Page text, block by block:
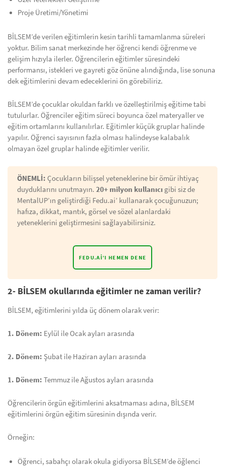
Proje Üretimi/Yönetimi
BİLSEM’de verilen eğitimlerin kesin tarihli tamamlanma süreleri
yoktur. Bilim sanat merkezinde her öğrenci kendi öğrenme ve
gelişim hızıyla ilerler. Öğrencilerin eğitimler süresindeki
performansı, istekleri ve gayreti göz önüne alındığında, lise sonuna
dek eğitimlerini devam edeceklerini ön görebiliriz.
BİLSEM’de çocuklar okuldan farklı ve özelleştirilmiş eğitime tabi
tutulurlar. Öğrenciler eğitim süreci boyunca özel materyaller ve
eğitim ortamlarını kullanılırlar. Eğitimler küçük gruplar halinde
yapılır. Öğrenci sayısının fazla olması halindeyse kalabalık
olmayan özel gruplar halinde eğitimler verilir.
ÖNEMLİ: Çocukların bilişsel yeteneklerine bir ömür ihtiyaç
duyduklarını unutmayın. 20+ milyon kullanıcı gibi siz de
MentalUP’ın geliştirdiği Fedu.ai’ kullanarak çocuğunuzun;
hafıza, dikkat, mantık, görsel ve sözel alanlardaki
yeteneklerini geliştirmesini sağlayabilirsiniz.
FEDU.AI’I HEMEN DENE
2- BİLSEM okullarında eğitimler ne zaman verilir?
BİLSEM, eğitimlerini yılda üç dönem olarak verir:
1. Dönem: Eylül ile Ocak ayları arasında
2. Dönem: Şubat ile Haziran ayları arasında
1. Dönem: Temmuz ile Ağustos ayları arasında
Öğrencilerin örgün eğitimlerini aksatmaması adına, BİLSEM
eğitimlerini örgün eğitim süresinin dışında verir.
Örneğin:
Öğrenci, sabahçı olarak okula gidiyorsa BİLSEM’de öğlenci